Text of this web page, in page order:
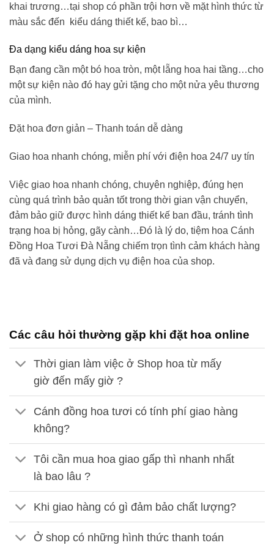
khai trương…tại shop có phần trội hơn về mặt hình thức từ
màu sắc đến kiểu dáng thiết kế, bao bì…
Đa dạng kiểu dáng hoa sự kiện
Bạn đang cần một bó hoa tròn, một lẵng hoa hai tầng…cho
một sự kiện nào đó hay gửi tặng cho một nửa yêu thương
của mình.
Đặt hoa đơn giản – Thanh toán dễ dàng
Giao hoa nhanh chóng, miễn phí với điện hoa 24/7 uy tín
Việc giao hoa nhanh chóng, chuyên nghiệp, đúng hẹn
cùng quá trình bảo quản tốt trong thời gian vận chuyển,
đảm bảo giữ được hình dáng thiết kế ban đầu, tránh tình
trạng hoa bị hỏng, gãy cành…Đó là lý do, tiệm hoa Cánh
Đồng Hoa Tươi Đà Nẵng chiếm trọn tình cảm khách hàng
đã và đang sử dụng dịch vụ điện hoa của shop.
Các câu hỏi thường gặp khi đặt hoa online
Thời gian làm việc ở Shop hoa từ mấy
giờ đến mấy giờ ?
Cánh đồng hoa tươi có tính phí giao hàng
không?
Tôi cần mua hoa giao gấp thì nhanh nhất
là bao lâu ?
Khi giao hàng có gì đảm bảo chất lượng?
Ở shop có những hình thức thanh toán